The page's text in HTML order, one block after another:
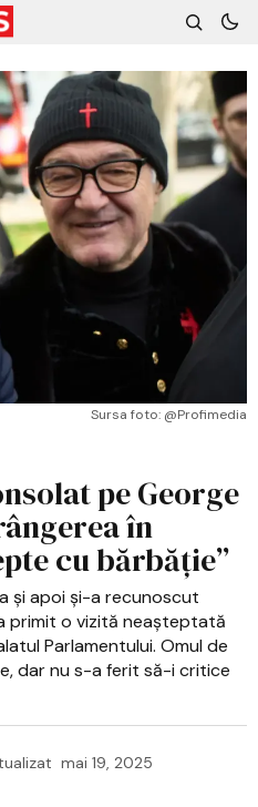
Sursa foto: @Profimedia
pe George
în
cu bărbăție”
și apoi și-a recunoscut
primit o vizită neașteptată
Parlamentului. Omul de
dar nu s-a ferit să-i critice
mai 19, 2025